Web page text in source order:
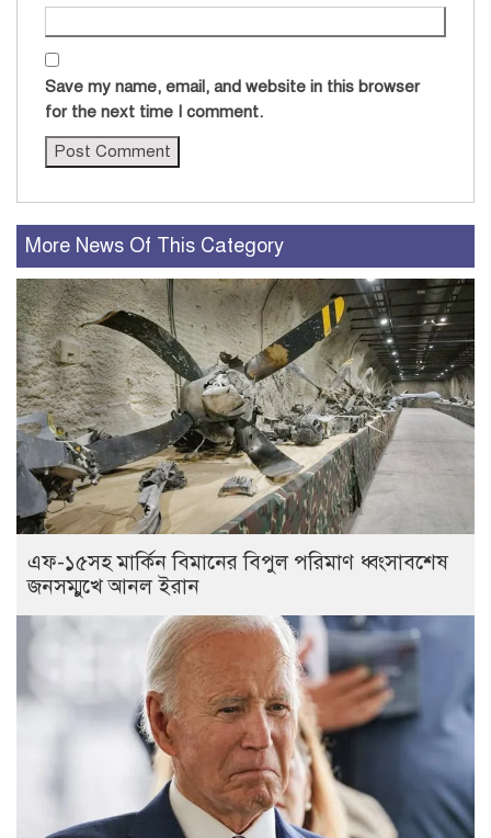
Save my name, email, and website in this browser
for the next time I comment.
More News Of This Category
এফ-১৫সহ মার্কিন বিমানের বিপুল পরিমাণ ধ্বংসাবশেষ
জনসম্মুখে আনল ইরান